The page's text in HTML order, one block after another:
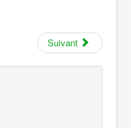
Suivant